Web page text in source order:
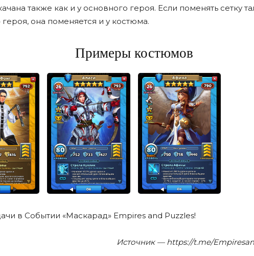
также как и у основного героя. Если поменять сетку
она поменяется и у костюма.
Примеры костюмов
в Событии «Маскарад» Empires and Puzzles!
Источник — https://t.me/